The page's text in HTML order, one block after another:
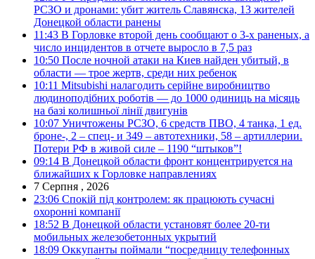
РСЗО и дронами: убит житель Славянска, 13 жителей
Донецкой области ранены
11:43 В Горловке второй день сообщают о 3-х раненых, а
число инцидентов в отчете выросло в 7,5 раз
10:50 После ночной атаки на Киев найден убитый, в
области — трое жертв, среди них ребенок
10:11 Mitsubishi налагодить серійне виробництво
людиноподібних роботів — до 1000 одиниць на місяць
на базі колишньої лінії двигунів
10:07 Уничтожены РСЗО, 6 средств ПВО, 4 танка, 1 ед.
броне-, 2 – спец- и 349 – автотехники, 58 – артиллерии.
Потери РФ в живой силе – 1190 “штыков”!
09:14 В Донецкой области фронт концентрируется на
ближайших к Горловке направлениях
7 Серпня , 2026
23:06 Спокій під контролем: як працюють сучасні
охоронні компанії
18:52 В Донецкой области установят более 20-ти
мобильных железобетонных укрытий
18:09 Оккупанты поймали “посредницу телефонных